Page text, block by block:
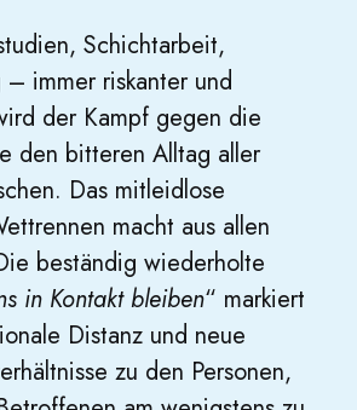
Schichtarbeit,
– immer riskanter und
der Kampf gegen die
den bitteren Alltag aller
Das mitleidlose
macht aus allen
beständig wiederholte
in Kontakt bleiben“ markiert
Distanz und neue
zu den Personen,